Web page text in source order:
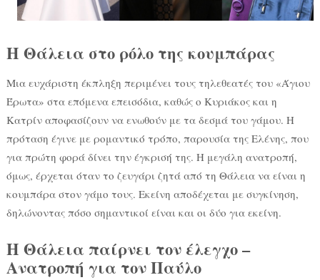
Η Θάλεια στο ρόλο της κουμπάρας
Μια ευχάριστη έκπληξη περιμένει τους τηλεθεατές του «Άγιου
Έρωτα» στα επόμενα επεισόδια, καθώς ο Κυριάκος και η
Κατρίν αποφασίζουν να ενωθούν με τα δεσμά του γάμου. Η
πρόταση έγινε με ρομαντικό τρόπο, παρουσία της Ελένης, που
για πρώτη φορά δίνει την έγκρισή της. Η μεγάλη ανατροπή,
όμως, έρχεται όταν το ζευγάρι ζητά από τη Θάλεια να είναι η
κουμπάρα στον γάμο τους. Εκείνη αποδέχεται με συγκίνηση,
δηλώνοντας πόσο σημαντικοί είναι και οι δύο για εκείνη.
Η Θάλεια παίρνει τον έλεγχο –
Ανατροπή για τον Παύλο